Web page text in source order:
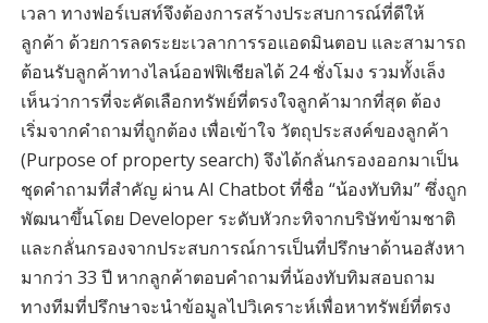
เวลา ทางฟอร์เบสท์จึงต้องการสร้างประสบการณ์ที่ดีให้
ลูกค้า ด้วยการลดระยะเวลาการรอแอดมินตอบ และสามารถ
ต้อนรับลูกค้าทางไลน์ออฟฟิเชียลได้ 24 ชั่งโมง รวมทั้งเล็ง
เห็นว่าการที่จะคัดเลือกทรัพย์ที่ตรงใจลูกค้ามากที่สุด ต้อง
เริ่มจากคำถามที่ถูกต้อง เพื่อเข้าใจ วัตถุประสงค์ของลูกค้า
(Purpose of property search) จึงได้กลั่นกรองออกมาเป็น
ชุดคำถามที่สำคัญ ผ่าน AI Chatbot ที่ชื่อ “น้องทับทิม” ซึ่งถูก
พัฒนาขึ้นโดย Developer ระดับหัวกะทิจากบริษัทข้ามชาติ
และกลั่นกรองจากประสบการณ์การเป็นที่ปรึกษาด้านอสังหา
มากว่า 33 ปี หากลูกค้าตอบคำถามที่น้องทับทิมสอบถาม
ทางทีมที่ปรึกษาจะนำข้อมูลไปวิเคราะห์เพื่อหาทรัพย์ที่ตรง